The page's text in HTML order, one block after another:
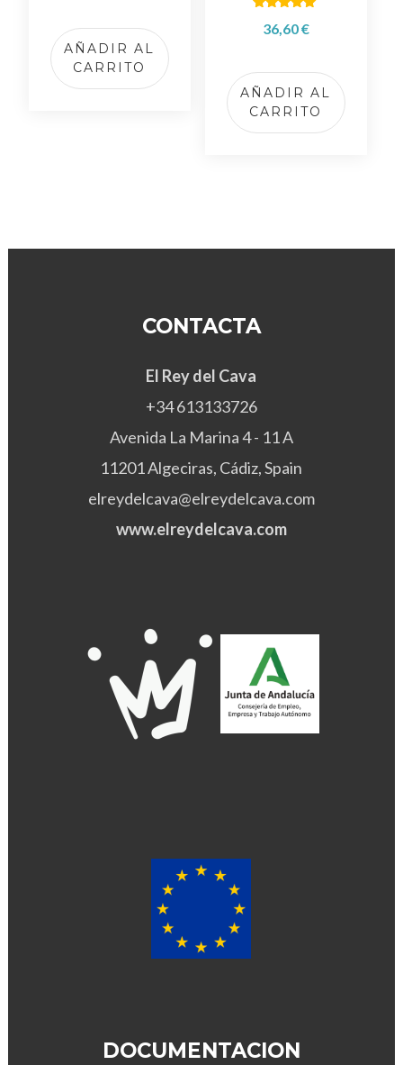
AÑADIR AL
CARRITO
con36,60€
AÑADIR AL
CARRITO
CONTACTA
El Rey del Cava
+34 613133726
Avenida La Marina 4 - 11 A
11201 Algeciras, Cádiz, Spain
elreydelcava@elreydelcava.com
www.elreydelcava.com
DOCUMENTACION